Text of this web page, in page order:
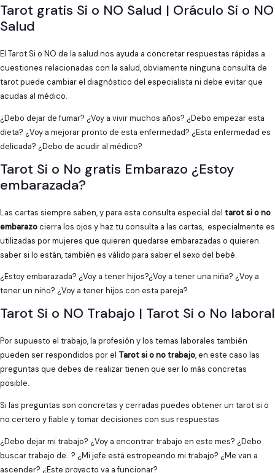
Tarot gratis Si o NO Salud | Oráculo Si o NO
Salud
El Tarot Si o NO de la salud nos ayuda a concretar respuestas rápidas a
cuestiones relacionadas con la salud, obviamente ninguna consulta de
tarot puede cambiar el diagnóstico del especialista ni debe evitar que
acudas al médico.
¿Debo dejar de fumar? ¿Voy a vivir muchos años? ¿Debo empezar esta
dieta? ¿Voy a mejorar pronto de esta enfermedad? ¿Esta enfermedad es
delicada? ¿Debo de acudir al médico?
Tarot Si o No gratis Embarazo ¿Estoy
embarazada?
Las cartas siempre saben, y para esta consulta especial del tarot si o no
embarazocierra los ojos y haz tu consulta a las cartas, especialmente es
utilizadas por mujeres que quieren quedarse embarazadas o quieren
saber si lo están, también es válido para saber el sexo del bebé.
¿Estoy embarazada? ¿Voy a tener hijos?¿Voy a tener una niña? ¿Voy a
tener un niño? ¿Voy a tener hijos con esta pareja?
Tarot Si o NO Trabajo | Tarot Si o No laboral
Por supuesto el trabajo, la profesión y los temas laborales también
pueden ser respondidos por el Tarot si o no trabajo, en este caso las
preguntas que debes de realizar tienen que ser lo más concretas
posible.
Si las preguntas son concretas y cerradas puedes obtener un tarot si o
no certero y fiable y tomar decisiones con sus respuestas.
¿Debo dejar mi trabajo? ¿Voy a encontrar trabajo en este mes? ¿Debo
buscar trabajo de…? ¿Mi jefe está estropeando mi trabajo? ¿Me van a
ascender? ¿Este proyecto va a funcionar?